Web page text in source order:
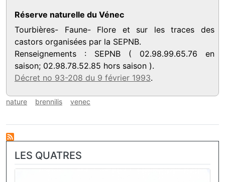
Réserve naturelle du Vénec
Tourbières- Faune- Flore et sur les traces des
castors organisées par la SEPNB.
Renseignements : SEPNB ( 02.98.99.65.76 en
saison; 02.98.78.52.85 hors saison ).
Décret no 93-208 du 9 février 1993.
nature brennilis venec
LES QUATRES